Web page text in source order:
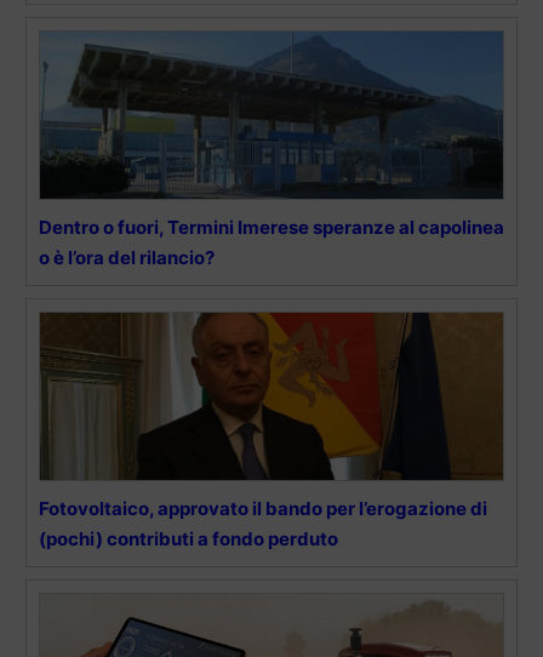
Dentro o fuori, Termini Imerese speranze al capolinea
o è l’ora del rilancio?
Fotovoltaico, approvato il bando per l’erogazione di
(pochi) contributi a fondo perduto